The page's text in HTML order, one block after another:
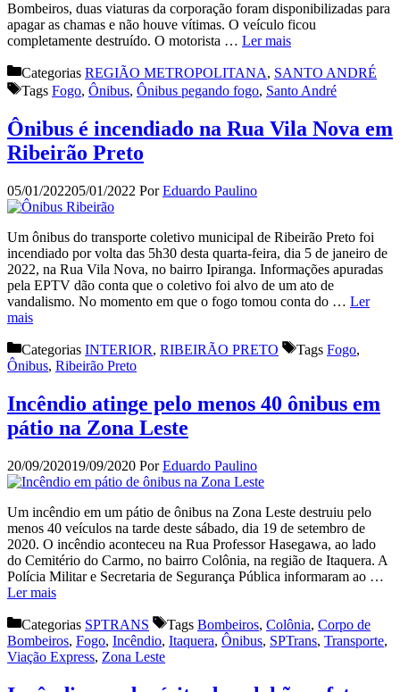
Bombeiros, duas viaturas da corporação foram disponibilizadas para
apagar as chamas e não houve vítimas. O veículo ficou
completamente destruído. O motorista … Ler mais
Categorias REGIÃO METROPOLITANA, SANTO ANDRÉ
Tags Fogo, Ônibus, Ônibus pegando fogo, Santo André
Ônibus é incendiado na Rua Vila Nova em
Ribeirão Preto
05/01/202205/01/2022 PorEduardo Paulino
Um ônibus do transporte coletivo municipal de Ribeirão Preto foi
incendiado por volta das 5h30 desta quarta-feira, dia 5 de janeiro de
2022, na Rua Vila Nova, no bairro Ipiranga. Informações apuradas
pela EPTV dão conta que o coletivo foi alvo de um ato de
vandalismo. No momento em que o fogo tomou conta do … Ler
mais
Categorias INTERIOR, RIBEIRÃO PRETO Tags Fogo,
Ônibus, Ribeirão Preto
Incêndio atinge pelo menos 40 ônibus em
pátio na Zona Leste
20/09/202019/09/2020 PorEduardo Paulino
Um incêndio em um pátio de ônibus na Zona Leste destruiu pelo
menos 40 veículos na tarde deste sábado, dia 19 de setembro de
2020. O incêndio aconteceu na Rua Professor Hasegawa, ao lado
do Cemitério do Carmo, no bairro Colônia, na região de Itaquera. A
Polícia Militar e Secretaria de Segurança Pública informaram ao …
Ler mais
Categorias SPTRANS Tags Bombeiros, Colônia, Corpo de
Bombeiros, Fogo, Incêndio, Itaquera, Ônibus, SPTrans, Transporte,
Viação Express, Zona Leste